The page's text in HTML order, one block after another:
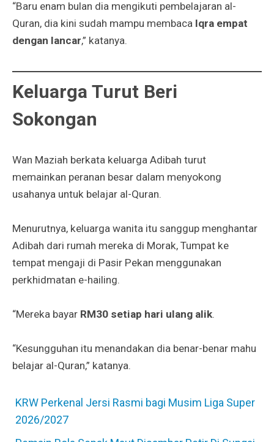
“Baru enam bulan dia mengikuti pembelajaran al-
Quran, dia kini sudah mampu membaca Iqra empat
dengan lancar,” katanya.
Keluarga Turut Beri
Sokongan
Wan Maziah berkata keluarga Adibah turut
memainkan peranan besar dalam menyokong
usahanya untuk belajar al-Quran.
Menurutnya, keluarga wanita itu sanggup menghantar
Adibah dari rumah mereka di Morak, Tumpat ke
tempat mengaji di Pasir Pekan menggunakan
perkhidmatan e-hailing.
“Mereka bayar RM30 setiap hari ulang alik.
“Kesungguhan itu menandakan dia benar-benar mahu
belajar al-Quran,” katanya.
KRW Perkenal Jersi Rasmi bagi Musim Liga Super
2026/2027